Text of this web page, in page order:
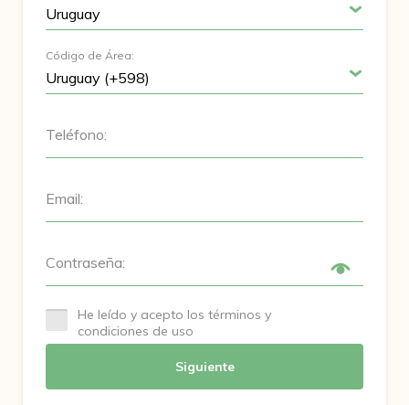
Código de Área:
Teléfono:
Email:
Contraseña:
He leído y acepto los términos y
condiciones de uso
Siguiente